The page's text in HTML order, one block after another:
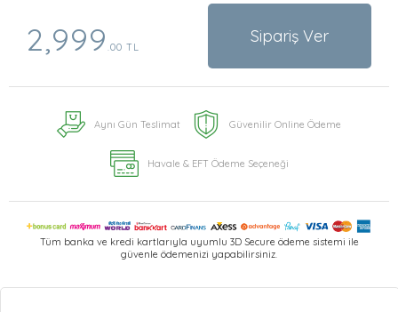
2,999 .00 TL
Sipariş Ver
Aynı Gün Teslimat Güvenilir Online Ödeme
Havale & EFT Ödeme Seçeneği
Tüm banka ve kredi kartlarıyla uyumlu 3D Secure ödeme sistemi ile
güvenle ödemenizi yapabilirsiniz.